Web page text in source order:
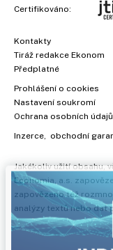
Certifikováno:
Kontakty
Tiráž redakce Ekonom
Předplatné
Prohlášení o cookies
Nastavení soukromí
Ochrana osobních údajů
Inzerce , obchodní
Jakékoliv užití obsahu,
Economia, a.s.
zapovězeno též
analýzy textů nebo dat